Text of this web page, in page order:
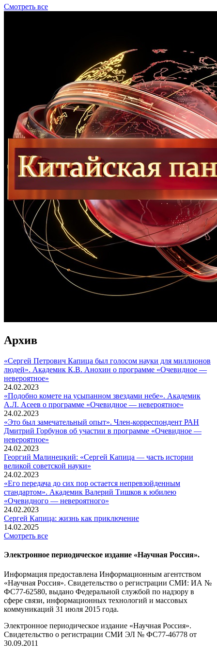
Смотреть все
Архив
«Сергей Петрович Капица был голосом науки для миллионов
людей». Академик К.В. Анохин о программе «Очевидное —
невероятное»
24.02.2023
«Подобно комете на усыпанном звездами небе». Академик
А.Л. Асеев о программе «Очевидное — невероятное»
24.02.2023
«Это был замечательный опыт». Член-корреспондент РАН
Дмитрий Горбунов об участии в программе «Очевидное —
невероятное»
24.02.2023
Георгий Малинецкий: «Сергей Капица — часть истории
великой советской науки»
24.02.2023
«Его передача до сих пор остается непревзойденным
стандартом». Академик Валерий Тишков к юбилею
«Очевидного — невероятного»
24.02.2023
Сергей Капица: жизнь как приключение
14.02.2025
Смотреть все
Электронное периодическое издание «Научная Россия».
Информация предоставлена Информационным агентством
«Научная Россия». Свидетельство о регистрации СМИ: ИА №
ФС77-62580, выдано Федеральной службой по надзору в
сфере связи, информационных технологий и массовых
коммуникаций 31 июля 2015 года.
Электронное периодическое издание «Научная Россия».
Свидетельство о регистрации СМИ ЭЛ № ФС77-46778 от
30.09.2011